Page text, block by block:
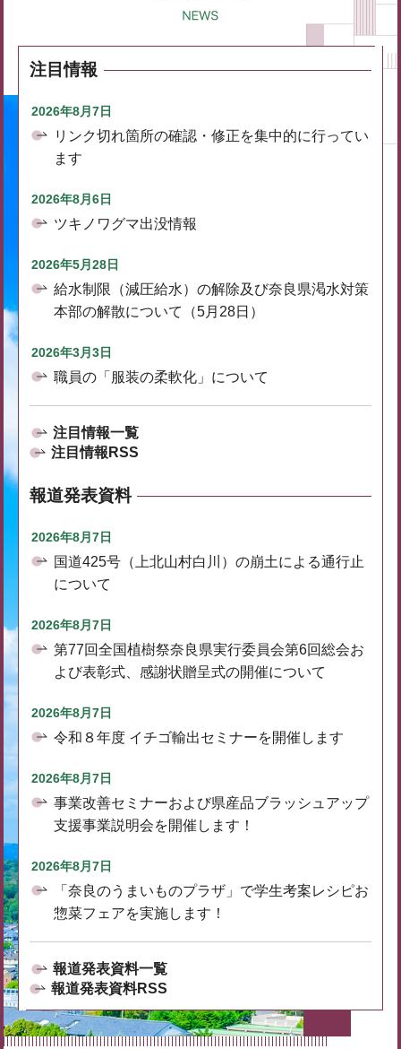
注目情報
2026年8月7日
リンク切れ箇所の確認・修正を集中的に行ってい
ます
2026年8月6日
ツキノワグマ出没情報
2026年5月28日
給水制限（減圧給水）の解除及び奈良県渇水対策
本部の解散について（5月28日）
2026年3月3日
職員の「服装の柔軟化」について
注目情報一覧
注目情報RSS
報道発表資料
2026年8月7日
国道425号（上北山村白川）の崩土による通行止
について
2026年8月7日
第77回全国植樹祭奈良県実行委員会第6回総会お
よび表彰式、感謝状贈呈式の開催について
2026年8月7日
令和８年度 イチゴ輸出セミナーを開催します
2026年8月7日
事業改善セミナーおよび県産品ブラッシュアップ
支援事業説明会を開催します！
2026年8月7日
「奈良のうまいものプラザ」で学生考案レシピお
惣菜フェアを実施します！
報道発表資料一覧
報道発表資料RSS